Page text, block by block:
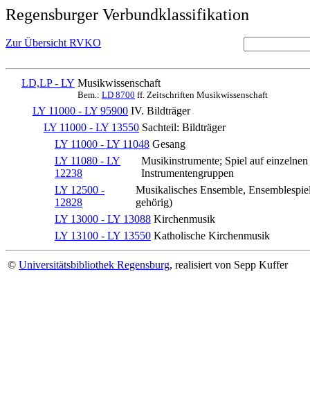
Regensburger Verbundklassifikation
Zur Übersicht RVKO
LD,LP - LY Musikwissenschaft
Bem.: LD 8700 ff. Zeitschriften Musikwissenschaft
LY 11000 - LY 95900 IV. Bildträger
LY 11000 - LY 13550 Sachteil: Bildträger
LY 11000 - LY 11048 Gesang
LY 11080 - LY
12238
Musikinstrumente; Spiel auf
Instrumentengruppen
LY 12500 -
12828
Musikalisches Ensemble,
gehörig)
LY 13000 - LY 13088 Kirchenmusik
LY 13100 - LY 13550 Katholische Kirchenmusik
© Universitätsbibliothek Regensburg, realisiert von Sepp Kuffer